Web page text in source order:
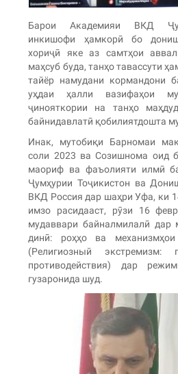
Барои Академияи ВКД
инкишофи ҳамкорӣ бо
хориҷӣ яке аз самтҳои
маҳсуб буда, танҳо тавассути
тайёр намудани кормандони
уҳдаи ҳалли вазифаҳои
ҷинояткории на танҳо
байнидавлатӣ қобилиятдошта
Инак, мутобиқи Барномаи
соли 2023 ва Созишнома оид
маориф ва фаъолияти илмӣ
Ҷумҳурии Тоҷикистон ва
ВКД Россия дар шаҳри Уфа, ки
имзо расидааст, рӯзи 16
мудаввари байналмилалӣ дар
динӣ: роҳҳо ва
(Религиозный
противодействия) дар
гузаронида шуд.